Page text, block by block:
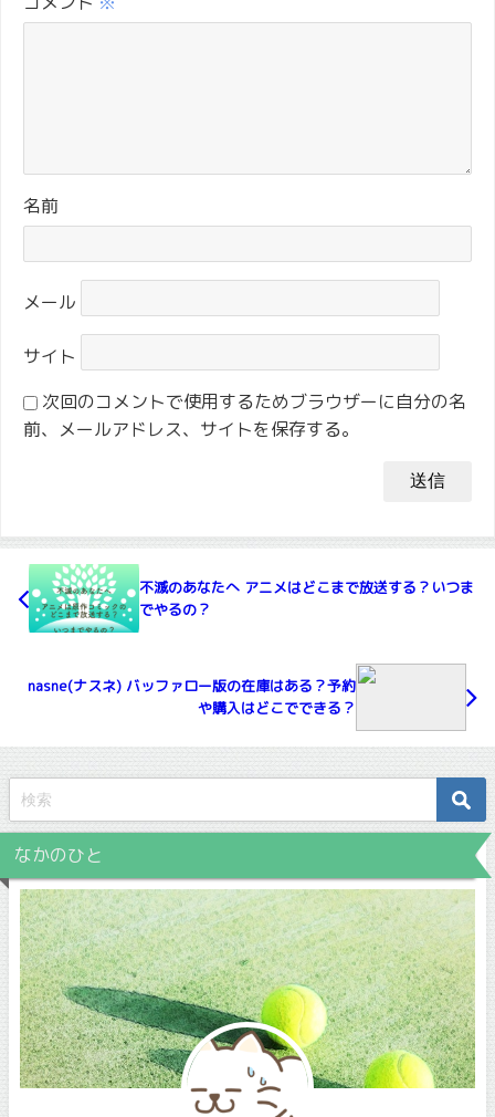
名前
メール
サイト
次回のコメントで使用するためブラウザーに自分の名
前、メールアドレス、サイトを保存する。
不滅のあなたへ アニメはどこまで放送する？いつま
でやるの？
nasne(ナスネ) バッファロー版の在庫はある？予約
や購入はどこでできる？
なかのひと